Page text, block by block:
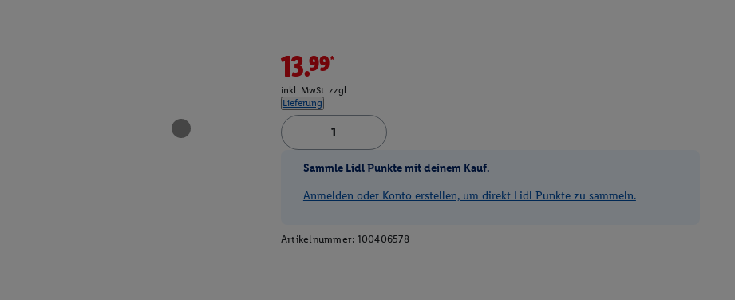
13.99*
inkl. MwSt. zzgl.
Lieferung
Sammle Lidl Punkte mit deinem Kauf.
Anmelden oder Konto erstellen, um direkt Lidl Punkte zu sammeln.
Artikelnummer: 100406578